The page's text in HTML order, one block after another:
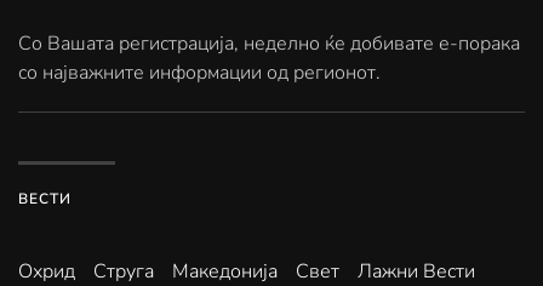
Со Вашата регистрација, неделно ќе добивате е-порака
со најважните информации од регионот.
ВЕСТИ
Охрид Струга Македонија Свет
Лажни Вести